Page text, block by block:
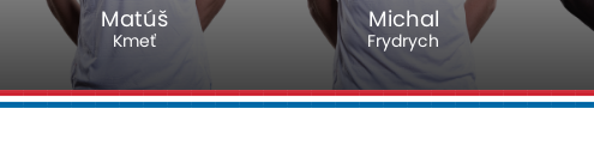
Matúš
Kmeť
Michal
Frydrych